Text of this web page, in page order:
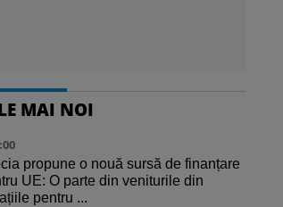
MAI NOI
propune o nouă sursă de finanțare
UE: O parte din veniturile din
pentru ...